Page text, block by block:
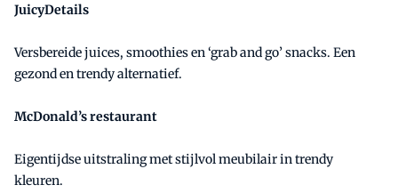
JuicyDetails
Versbereide juices, smoothies en ‘grab and go’ snacks. Een
gezond en trendy alternatief.
McDonald’s restaurant
Eigentijdse uitstraling met stijlvol meubilair in trendy
kleuren.